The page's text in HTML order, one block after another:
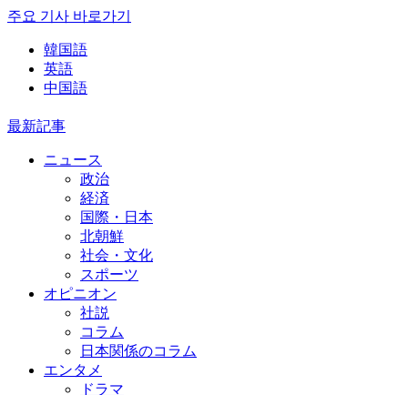
주요 기사 바로가기
韓国語
英語
中国語
最新記事
ニュース
政治
経済
国際・日本
北朝鮮
社会・文化
スポーツ
オピニオン
社説
コラム
日本関係のコラム
エンタメ
ドラマ